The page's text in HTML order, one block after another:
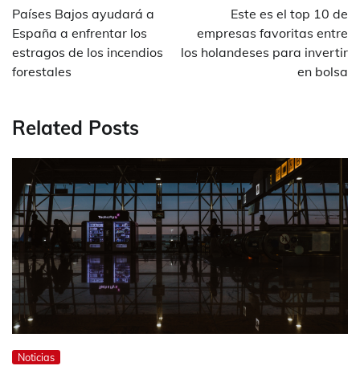
navigation
Países Bajos ayudará a
España a enfrentar los
estragos de los incendios
forestales
Este es el top 10 de
empresas favoritas entre
los holandeses para invertir
en bolsa
Related Posts
Noticias